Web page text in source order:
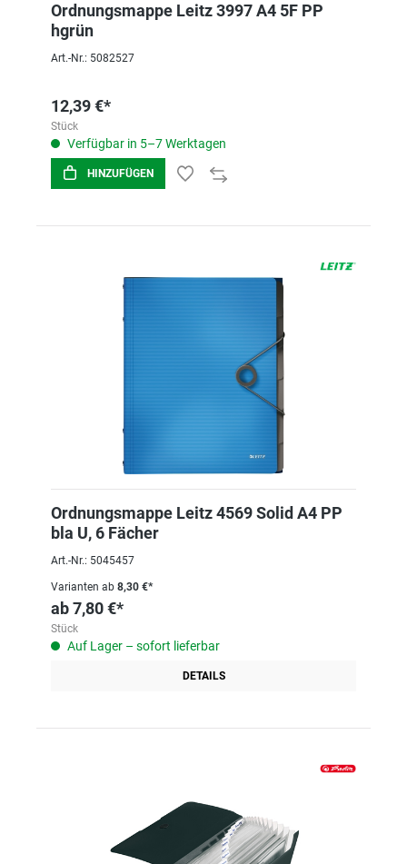
Ordnungsmappe Leitz 3997 A4 5F PP
hgrün
Art.-Nr.: 5082527
12,39 €*
Stück
Verfügbar in 5–7 Werktagen
HINZUFÜGEN
Ordnungsmappe Leitz 4569 Solid A4 PP
bla U, 6 Fächer
Art.-Nr.: 5045457
Varianten ab 8,30 €*
ab7,80 €*
Stück
Auf Lager – sofort lieferbar
DETAILS